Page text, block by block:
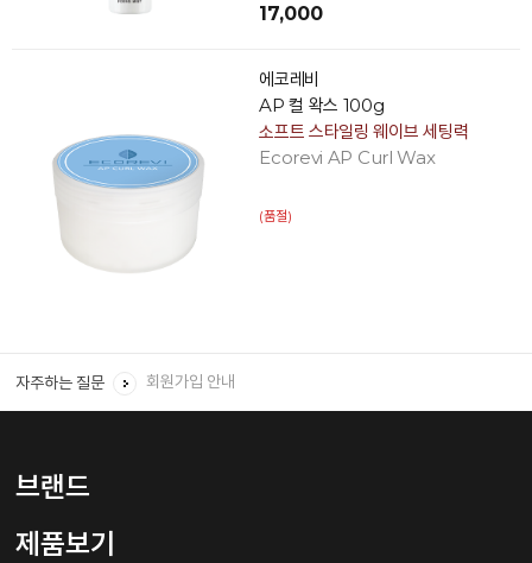
17,000
에코레비
AP 컬 왁스 100g
소프트 스타일링 웨이브 세팅력
Ecorevi AP Curl Wax
(품절)
자주하는 질문 회원가입 안내
브랜드
제품보기